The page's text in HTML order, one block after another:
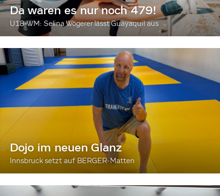
Da waren es nur noch 479!
U18-WM: Selina Wögerer lässt Guayaquil aus
Dojo im neuen Glanz
Innsbruck setzt auf BERGER-Matten